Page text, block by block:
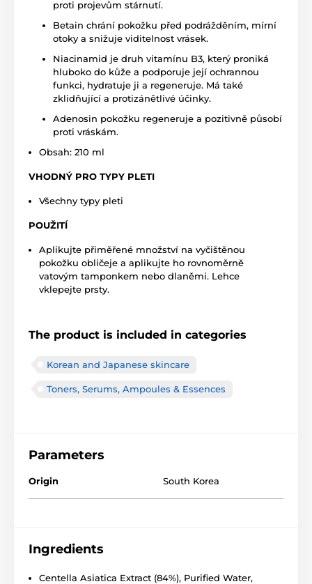
proti projevům stárnutí.
Betain chrání pokožku před podrážděním, mírní
otoky a snižuje viditelnost vrásek.
Niacinamid je druh vitamínu B3, který proniká
hluboko do kůže a podporuje její ochrannou
funkci, hydratuje ji a regeneruje. Má také
zklidňující a protizánětlivé účinky.
Adenosin pokožku regeneruje a pozitivně působí
proti vráskám.
Obsah: 210 ml
VHODNÝ PRO TYPY PLETI
Všechny typy pleti
POUŽITÍ
Aplikujte přiměřené množství na vyčištěnou
pokožku obličeje a aplikujte ho rovnoměrně
vatovým tamponkem nebo dlaněmi. Lehce
vklepejte prsty.
The product is included in categories
Korean and Japanese skincare
Toners, Serums, Ampoules & Essences
Parameters
Origin South Korea
Ingredients
Centella Asiatica Extract (84%), Purified Water,